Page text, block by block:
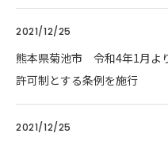
2021/12/25
熊本県菊池市 令和4年1月よ
許可制とする条例を施行
2021/12/25